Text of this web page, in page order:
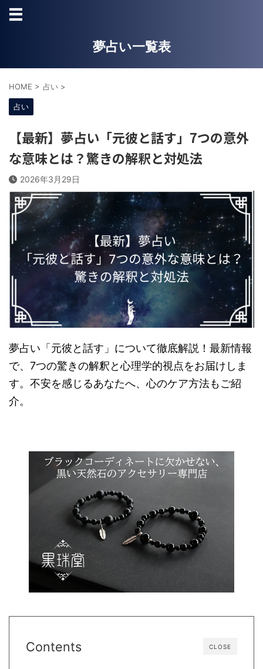
夢占い一覧表
HOME > 占い >
占い
【最新】夢占い「元彼と話す」7つの意外
な意味とは？驚きの解釈と対処法
2026年3月29日
夢占い「元彼と話す」について徹底解説！最新情報
で、7つの驚きの解釈と心理学的視点をお届けしま
す。不安を感じるあなたへ、心のケア方法もご紹
介。
CLOSE
Contents